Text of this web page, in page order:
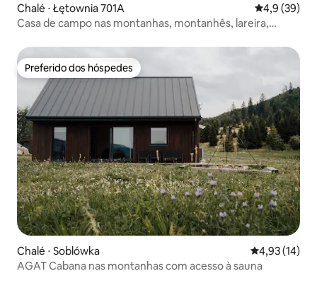
Chalé ⋅ Łętownia 701A 4,9 de uma
4,9 (39)
Casa de campo nas montanhas, montanhês, lareira,
Preferido dos hóspedes
Preferido dos hóspedes
Chalé ⋅ Soblówka 4,93 de uma
4,93 (14)
AGAT Cabana nas montanhas com acesso à sauna